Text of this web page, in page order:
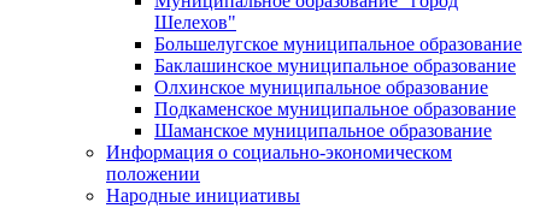
Шелехов"
Большелугское муниципальное образование
Баклашинское муниципальное образование
Олхинское муниципальное образование
Подкаменское муниципальное образование
Шаманское муниципальное образование
Информация о социально-экономическом
положении
Народные инициативы